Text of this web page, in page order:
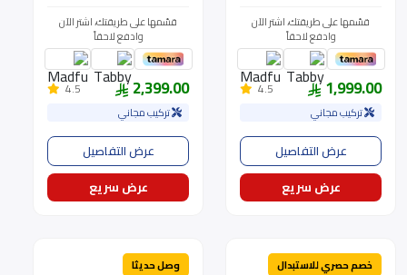
قسّمها على طريقتك، اشتر الآن
وادفع لاحقاً
1,999.00
4.5
تركيب مجاني
عرض التفاصيل
عرض سريع
قسّمها على طريقتك، اشتر الآن
وادفع لاحقاً
2,399.00
4.5
تركيب مجاني
عرض التفاصيل
عرض سريع
خصم حصري للاستبدال وصل حديثا